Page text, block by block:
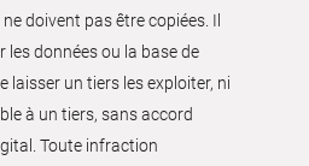
doivent pas être copiées. Il
les données ou la base de
laisser un tiers les exploiter, ni
à un tiers, sans accord
Toute infraction